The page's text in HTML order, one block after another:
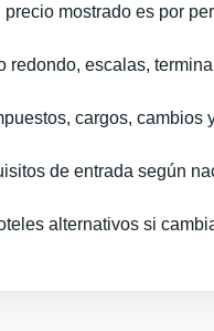
precio mostrado es por
redondo, escalas,
cargos, cambios
de entrada según
alternativos si